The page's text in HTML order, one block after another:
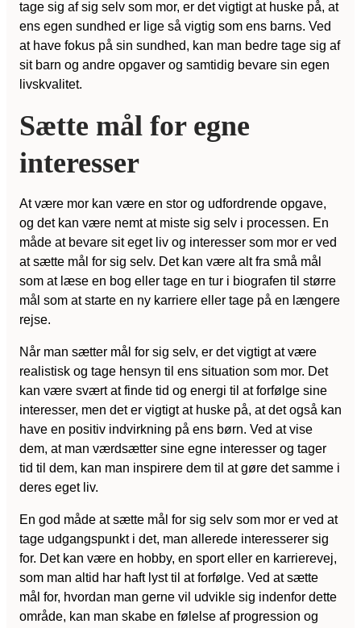
tage sig af sig selv som mor, er det vigtigt at huske på, at
ens egen sundhed er lige så vigtig som ens barns. Ved
at have fokus på sin sundhed, kan man bedre tage sig af
sit barn og andre opgaver og samtidig bevare sin egen
livskvalitet.
Sætte mål for egne
interesser
At være mor kan være en stor og udfordrende opgave,
og det kan være nemt at miste sig selv i processen. En
måde at bevare sit eget liv og interesser som mor er ved
at sætte mål for sig selv. Det kan være alt fra små mål
som at læse en bog eller tage en tur i biografen til større
mål som at starte en ny karriere eller tage på en længere
rejse.
Når man sætter mål for sig selv, er det vigtigt at være
realistisk og tage hensyn til ens situation som mor. Det
kan være svært at finde tid og energi til at forfølge sine
interesser, men det er vigtigt at huske på, at det også kan
have en positiv indvirkning på ens børn. Ved at vise
dem, at man værdsætter sine egne interesser og tager
tid til dem, kan man inspirere dem til at gøre det samme i
deres eget liv.
En god måde at sætte mål for sig selv som mor er ved at
tage udgangspunkt i det, man allerede interesserer sig
for. Det kan være en hobby, en sport eller en karrierevej,
som man altid har haft lyst til at forfølge. Ved at sætte
mål for, hvordan man gerne vil udvikle sig indenfor dette
område, kan man skabe en følelse af progression og